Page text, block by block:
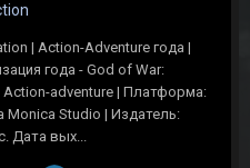
| Action-Adventure года |
года - God of War:
adventure | Платформа:
Monica Studio | Издатель:
Дата вых...